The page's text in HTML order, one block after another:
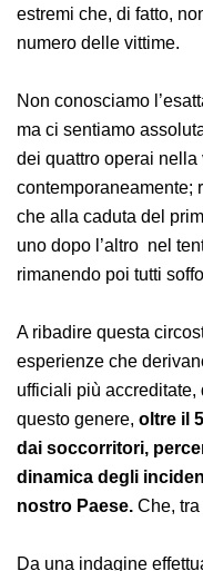
uno spontaneo moto
collega in gravi
compiere gesti
che incrementare il
Non conosciamo
Pavia, ma ci
la caduta dei quattro
avvenuta
siano lanciati uno
colleghi e rimanendo
di gas.
A ribadire questa
esperienze che
ufficiali più
rappresentato dai